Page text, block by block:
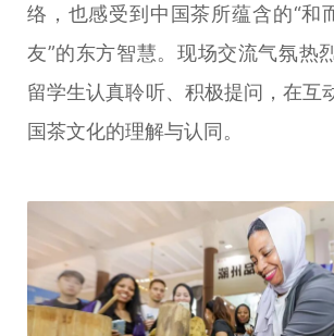
络，也感受到中国茶所蕴含的“和
友”的东方智慧。现场交流气氛热
留学生认真聆听、积极提问，在互
国茶文化的理解与认同。